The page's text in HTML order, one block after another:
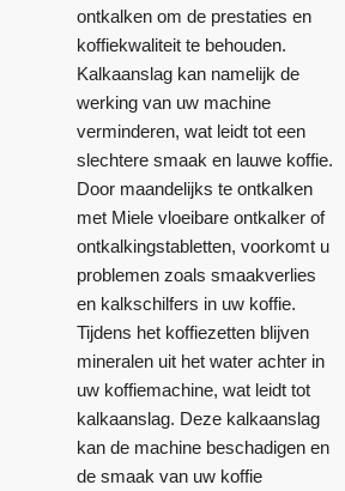
ontkalken om de prestaties en
koffiekwaliteit te behouden.
Kalkaanslag kan namelijk de
werking van uw machine
verminderen, wat leidt tot een
slechtere smaak en lauwe koffie.
Door maandelijks te ontkalken
met Miele vloeibare ontkalker of
ontkalkingstabletten, voorkomt u
problemen zoals smaakverlies
en kalkschilfers in uw koffie.
Tijdens het koffiezetten blijven
mineralen uit het water achter in
uw koffiemachine, wat leidt tot
kalkaanslag. Deze kalkaanslag
kan de machine beschadigen en
de smaak van uw koffie